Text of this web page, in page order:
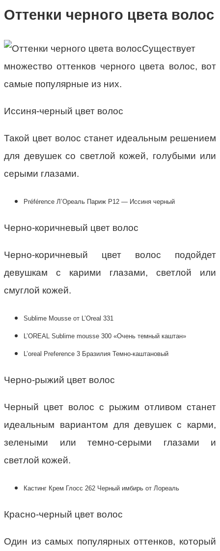
Оттенки черного цвета волос
Существует
множество оттенков черного цвета волос, вот
самые популярные из них.
Иссиня-черный цвет волос
Такой цвет волос станет идеальным решением
для девушек со светлой кожей, голубыми или
серыми глазами.
Préférence Л’Ореаль Париж P12 — Иссиня черный
Черно-коричневый цвет волос
Черно-коричневый цвет волос подойдет
девушкам с карими глазами, светлой или
смуглой кожей.
Sublime Mousse от L’Oreal 331
L’OREAL Sublime mousse 300 «Очень темный каштан»
L’oreal Preference 3 Бразилия Темно-каштановый
Черно-рыжий цвет волос
Черный цвет волос с рыжим отливом станет
идеальным вариантом для девушек с карми,
зелеными или темно-серыми глазами и
светлой кожей.
Кастинг Крем Глосс 262 Черный имбирь от Лореаль
Красно-черный цвет волос
Один из самых популярных оттенков, который